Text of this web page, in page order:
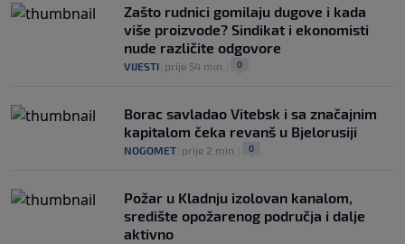
Zašto rudnici gomilaju dugove i kada
više proizvode? Sindikat i ekonomisti
nude različite odgovore
VIJESTI prije 54 min. 0
Borac savladao Vitebsk i sa značajnim
kapitalom čeka revanš u Bjelorusiji
NOGOMET prije 2 min. 0
Požar u Kladnju izolovan kanalom,
središte opožarenog područja i dalje
aktivno